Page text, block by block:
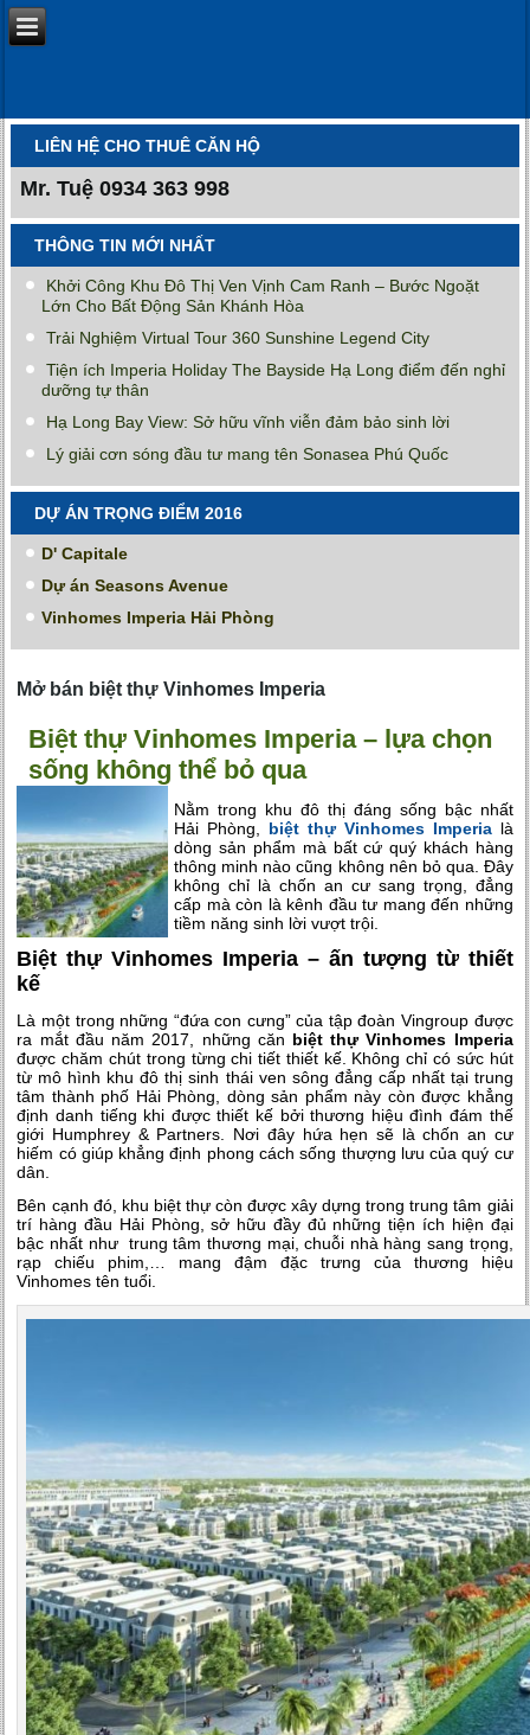
LIÊN HỆ CHO THUÊ CĂN HỘ
Mr. Tuệ 0934 363 998
THÔNG TIN MỚI NHẤT
Khởi Công Khu Đô Thị Ven Vịnh Cam Ranh – Bước Ngoặt
Lớn Cho Bất Động Sản Khánh Hòa
Trải Nghiệm Virtual Tour 360 Sunshine Legend City
Tiện ích Imperia Holiday The Bayside Hạ Long điểm đến nghỉ
dưỡng tự thân
Hạ Long Bay View: Sở hữu vĩnh viễn đảm bảo sinh lời
Lý giải cơn sóng đầu tư mang tên Sonasea Phú Quốc
DỰ ÁN TRỌNG ĐIỂM 2016
D' Capitale
Dự án Seasons Avenue
Vinhomes Imperia Hải Phòng
Mở bán biệt thự Vinhomes Imperia
Biệt thự Vinhomes Imperia – lựa chọn
sống không thể bỏ qua
Nằm trong khu đô thị đáng sống bậc nhất
Hải Phòng, biệt thự Vinhomes Imperialà
dòng sản phẩm mà bất cứ quý khách hàng
thông minh nào cũng không nên bỏ qua. Đây
không chỉ là chốn an cư sang trọng, đẳng
cấp mà còn là kênh đầu tư mang đến những
tiềm năng sinh lời vượt trội.
Biệt thự Vinhomes Imperia – ấn tượng từ thiết
kế
Là một trong những “đứa con cưng” của tập đoàn Vingroup được
ra mắt đầu năm 2017, những căn biệt thự Vinhomes Imperia
được chăm chút trong từng chi tiết thiết kế. Không chỉ có sức hút
từ mô hình khu đô thị sinh thái ven sông đẳng cấp nhất tại trung
tâm thành phố Hải Phòng, dòng sản phẩm này còn được khẳng
định danh tiếng khi được thiết kế bởi thương hiệu đình đám thế
giới Humphrey & Partners. Nơi đây hứa hẹn sẽ là chốn an cư
hiếm có giúp khẳng định phong cách sống thượng lưu của quý cư
dân.
Bên cạnh đó, khu biệt thự còn được xây dựng trong trung tâm giải
trí hàng đầu Hải Phòng, sở hữu đầy đủ những tiện ích hiện đại
bậc nhất như trung tâm thương mại, chuỗi nhà hàng sang trọng,
rạp chiếu phim,… mang đậm đặc trưng của thương hiệu
Vinhomes tên tuổi.